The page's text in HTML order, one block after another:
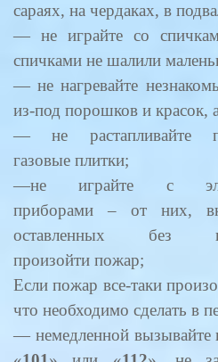
сараях, на чердаках, в
— не играйте со
спичками не шалили
— не нагревайте
из-под порошков и красок,
— не растапливайте
газовые плитки;
—не играйте с
приборами – от них,
оставленных без
произойти пожар;
Если пожар все-таки
что необходимо сделать в
— немедленной вызывайте